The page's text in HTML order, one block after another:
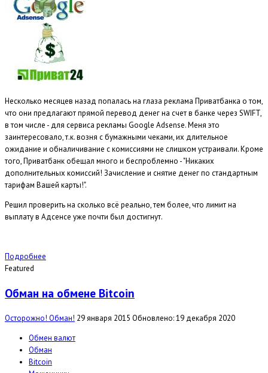
Несколько месяцев назад попалась на глаза реклама Приватбанка о том,
что они предлагают прямой перевод денег на счет в банке через SWIFT,
в том числе - для сервиса рекламы Google Adsense. Меня это
заинтересовало, т.к. возня с бумажными чеками, их длительное
ожидание и обналичивание с комиссиями не слишком устраивали. Кроме
того, Приватбанк обещал много и беспроблемно - "Никаких
дополнительных комиссий! Зачисление и снятие денег по стандартным
тарифам Вашей карты!".
Решил проверить на сколько всё реально, тем более, что лимит на
выплату в Адсенсе уже почти был достигнут.
Подробнее
Featured
Обман на обмене Bitcoin
Осторожно! Обман! 29 января 2015 Обновлено: 19 декабря 2020
Обмен валют
Обман
Bitcoin